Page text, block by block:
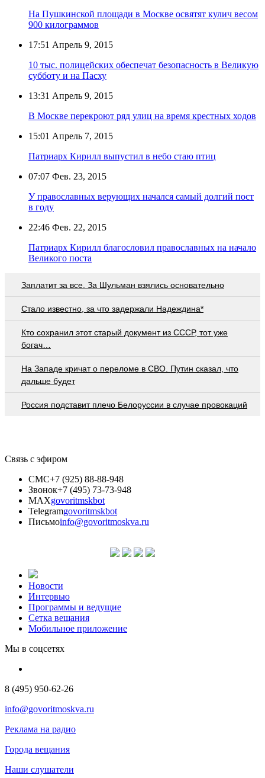
На Пушкинской площади в Москве освятят кулич весом
900 килограммов
17:51 Апрель 9, 2015
10 тыс. полицейских обеспечат безопасность в Великую
субботу и на Пасху
13:31 Апрель 9, 2015
В Москве перекроют ряд улиц на время крестных ходов
15:01 Апрель 7, 2015
Патриарх Кирилл выпустил в небо стаю птиц
07:07 Фев. 23, 2015
У православных верующих начался самый долгий пост
в году
22:46 Фев. 22, 2015
Патриарх Кирилл благословил православных на начало
Великого поста
Заплатит за все. За Шульман взялись основательно
Стало известно, за что задержали Надеждина*
Кто сохранил этот старый документ из СССР, тот уже
богач…
На Западе кричат о переломе в СВО. Путин сказал, что
дальше будет
Россия подставит плечо Белоруссии в случае провокаций
Связь с эфиром
СМС+7 (925) 88-88-948
Звонок+7 (495) 73-73-948
MAXgovoritmskbot
Telegramgovoritmskbot
Письмоinfo@govoritmoskva.ru
Новости
Интервью
Программы и ведущие
Сетка вещания
Мобильное приложение
Мы в соцсетях
8 (495) 950-62-26
info@govoritmoskva.ru
Реклама на радио
Города вещания
Наши слушатели